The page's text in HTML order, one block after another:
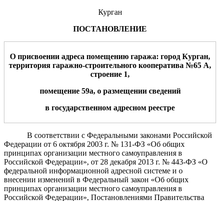
Курган
ПОСТАНОВЛЕНИЕ
О присвоении адреса помещению гаража: город Курган,
территория гаражно-строительного кооператива №65 А,
строение 1,
помещение 59а, о размещении сведений
в государственном адресном реестре
В соответствии с Федеральными законами Российской
Федерации от 6 октября 2003 г. № 131-ФЗ «Об общих
принципах организации местного самоуправления в
Российской Федерации», от 28 декабря 2013 г. № 443-ФЗ «О
федеральной информационной адресной системе и о
внесении изменений в Федеральный закон «Об общих
принципах организации местного самоуправления в
Российской Федерации», Постановлениями Правительства